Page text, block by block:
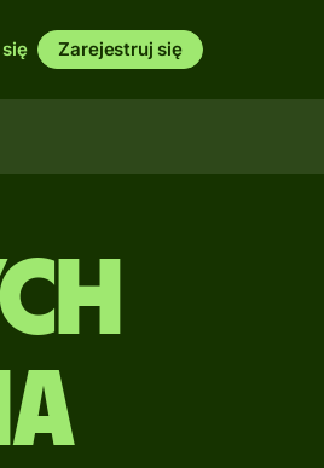
Zarejestruj się